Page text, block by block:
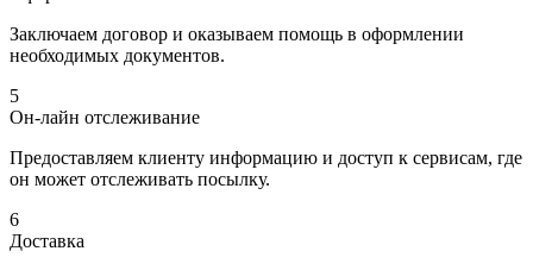
Заключаем договор и оказываем помощь в оформлении
необходимых документов.
5
Он-лайн отслеживание
Предоставляем клиенту информацию и доступ к сервисам, где
он может отслеживать посылку.
6
Доставка